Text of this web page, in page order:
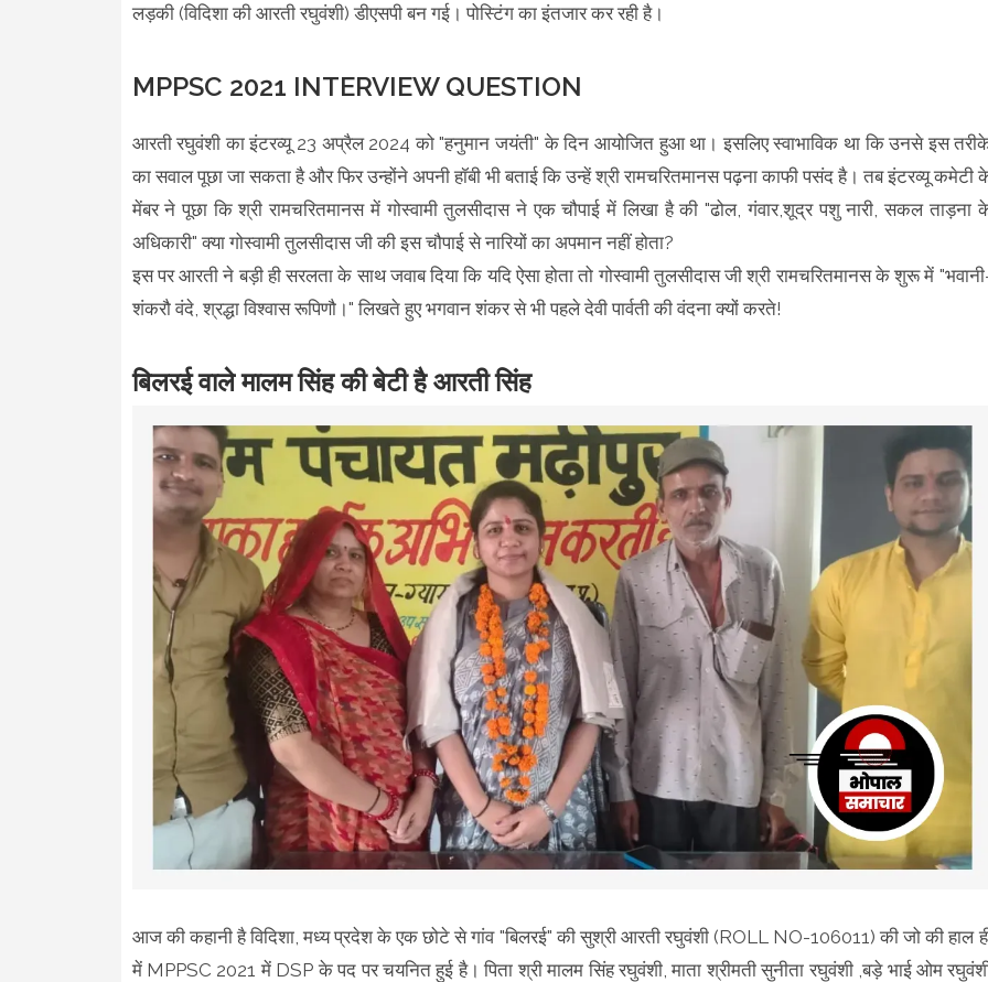
लड़की (विदिशा की आरती रघुवंशी) डीएसपी बन गई। पोस्टिंग का इंतजार कर रही है।
MPPSC 2021 INTERVIEW QUESTION
आरती रघुवंशी का इंटरव्यू 23 अप्रैल 2024 को "हनुमान जयंती" के दिन आयोजित हुआ था। इसलिए स्वाभाविक था कि उनसे इस
का सवाल पूछा जा सकता है और फिर उन्होंने अपनी हॉबी भी बताई कि उन्हें श्री रामचरितमानस पढ़ना काफी पसंद है। तब इंटरव्यू कमेटी
मेंबर ने पूछा कि श्री रामचरितमानस में गोस्वामी तुलसीदास ने एक चौपाई में लिखा है की "ढोल, गंवार,शूद्र पशु नारी, सकल ताड़ना
अधिकारी" क्या गोस्वामी तुलसीदास जी की इस चौपाई से नारियों का अपमान नहीं होता?
इस पर आरती ने बड़ी ही सरलता के साथ जवाब दिया कि यदि ऐसा होता तो गोस्वामी तुलसीदास जी श्री रामचरितमानस के शुरू में
शंकरौ वंदे, श्रद्धा विश्वास रूपिणौ।" लिखते हुए भगवान शंकर से भी पहले देवी पार्वती की वंदना क्यों करते!
बिलरई वाले मालम सिंह की बेटी है आरती सिंह
आज की कहानी है विदिशा, मध्य प्रदेश के एक छोटे से गांव "बिलरई" की सुश्री आरती रघुवंशी (ROLL NO-106011) की जो की हाल
में MPPSC 2021 में DSP के पद पर चयनित हुई है। पिता श्री मालम सिंह रघुवंशी, माता श्रीमती सुनीता रघुवंशी ,बड़े भाई ओम